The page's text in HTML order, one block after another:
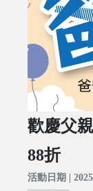
歡慶父
88折
活動日期 |